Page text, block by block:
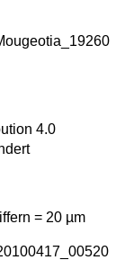
4.0
= 20 µm